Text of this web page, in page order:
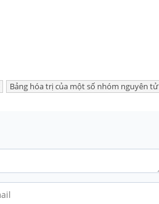
Bảng hóa trị của một số nhóm nguyên tử